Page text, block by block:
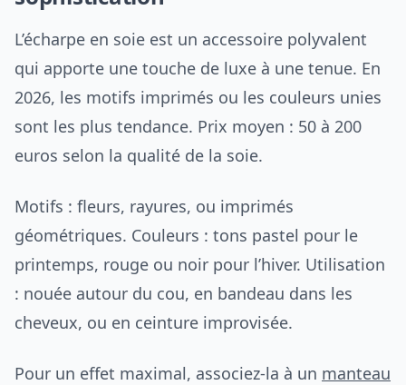
L’écharpe en soie est un accessoire polyvalent
qui apporte une touche de luxe à une tenue. En
2026, les motifs imprimés ou les couleurs unies
sont les plus tendance. Prix moyen : 50 à 200
euros selon la qualité de la soie.
Motifs : fleurs, rayures, ou imprimés
géométriques. Couleurs : tons pastel pour le
printemps, rouge ou noir pour l’hiver. Utilisation
: nouée autour du cou, en bandeau dans les
cheveux, ou en ceinture improvisée.
Pour un effet maximal, associez-la à un manteau